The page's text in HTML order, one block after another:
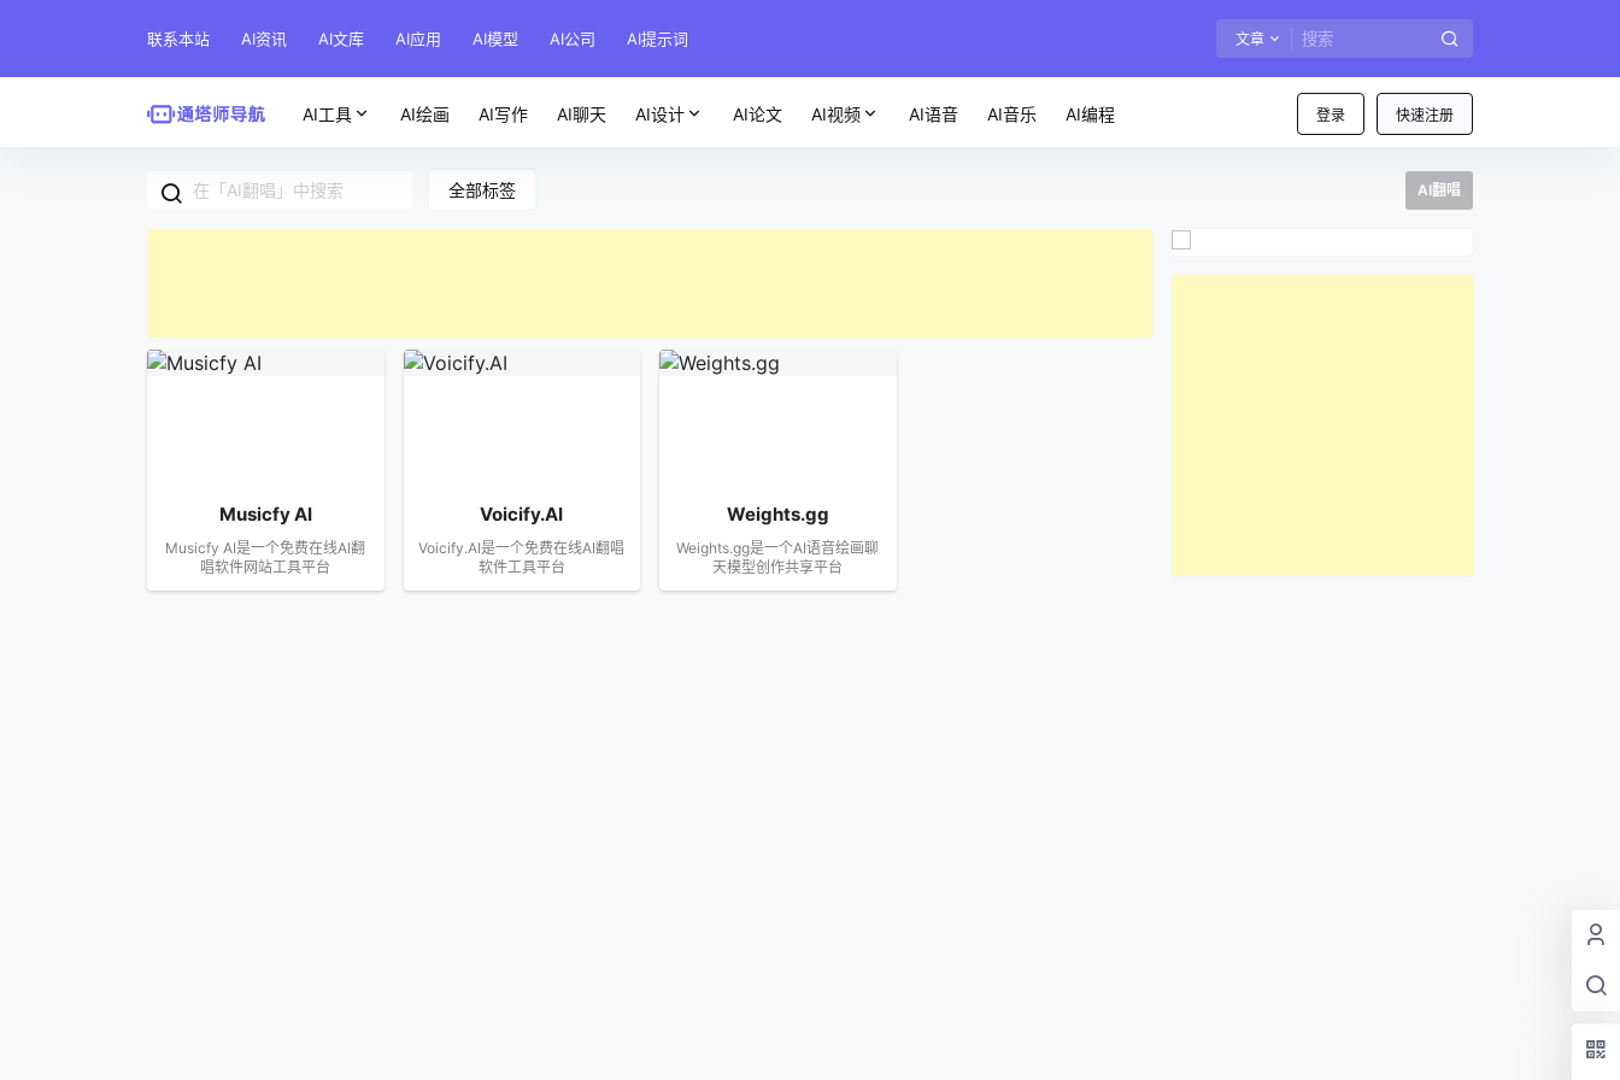
联系本站 AI资讯 AI文库 AI应用 AI模型 AI公司 AI提示词 文章
登录 快速注册
AI工具 AI绘画 AI写作 AI聊天 AI设计 AI论文 AI视频 AI语音 AI音乐 AI编程
全部标签 AI翻唱
Musicfy AI
Musicfy AI是一个免费在线AI翻
唱软件网站工具平台
Voicify.AI
Voicify.AI是一个免费在线AI翻唱
软件工具平台
Weights.gg
Weights.gg是一个AI语音绘画聊
天模型创作共享平台